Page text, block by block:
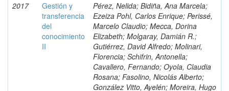
2017
Gestión y
transferencia
del
conocimiento
II
Pérez, Nelida; Bidiña, Ana Marcela;
Ezeiza Pohl, Carlos Enrique; Perissé,
Marcelo Claudio; Mecca, Dorina
Elizabeth; Molgaray, Damián R.;
Gutiérrez, David Alfredo; Molinari,
Florencia; Schifrin, Antonella;
Cavallero, Fernando; Oyola, Claudia
Rosana; Fasolino, Nicolás Alberto;
González Vitto, Ayelén; Moreira, Hugo